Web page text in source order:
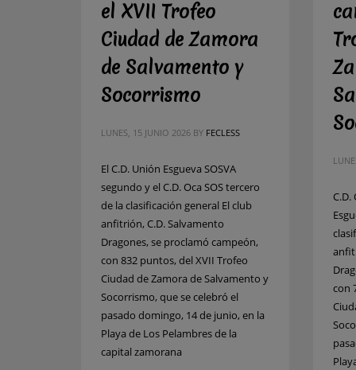
el XVII Trofeo
Ciudad de Zamora
de Salvamento y
Socorrismo
LUNES, 15 JUNIO 2026 BY FECLESS
El C.D. Unión Esgueva SOSVA
segundo y el C.D. Oca SOS tercero
de la clasificación general El club
anfitrión, C.D. Salvamento
Dragones, se proclamó campeón,
con 832 puntos, del XVII Trofeo
Ciudad de Zamora de Salvamento y
Socorrismo, que se celebró el
pasado domingo, 14 de junio, en la
Playa de Los Pelambres de la
capital zamorana
C.D.
con